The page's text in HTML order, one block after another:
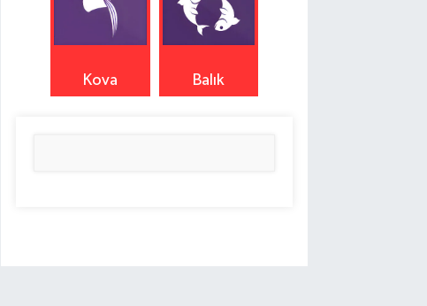
Kova Balık